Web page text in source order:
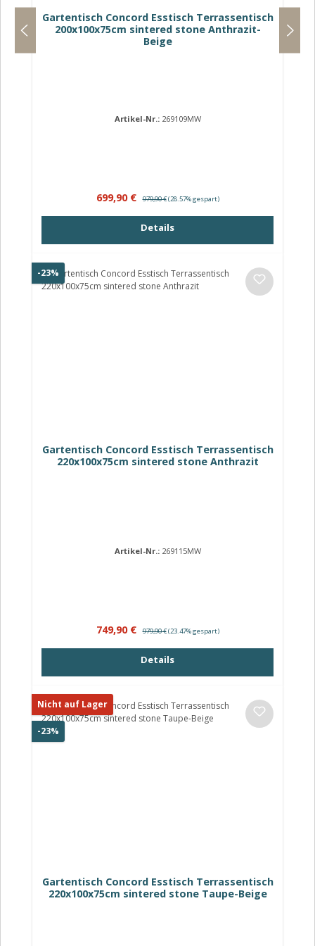
Gartentisch Concord Esstisch Terrassentisch
200x100x75cm sintered stone Anthrazit-
Beige
Artikel-Nr.: 269109MW
Verkaufspreis:
699,90 € Regulärer Preis:
979,90 €(28.57% gespart)
Details
-23% Rabatt
Gartentisch Concord Esstisch Terrassentisch
220x100x75cm sintered stone Anthrazit
Artikel-Nr.: 269115MW
Verkaufspreis:
749,90 € Regulärer Preis:
979,90 €(23.47% gespart)
Details
Nicht auf Lager
-23%
Gartentisch Concord Esstisch Terrassentisch
220x100x75cm sintered stone Taupe-Beige